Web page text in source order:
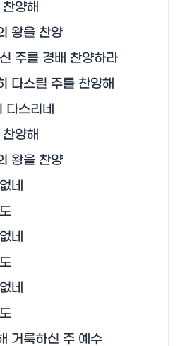
양해
왕을 찬양
주를 경배 찬양하라
다스릴 주를 찬양해
다스리네
양해
왕을 찬양
네
네
네
거룩하신 주 예수